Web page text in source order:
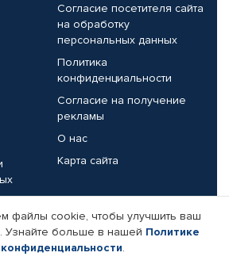
Согласие посетителя сайта
на обработку
персональных данных
Политика
конфиденциальности
Согласие на получение
рекламы
О нас
Карта сайта
Реквизиты компании
файлы cookie, чтобы улучшить ваш
Узнайте больше в нашей Политике
конфиденциальности.